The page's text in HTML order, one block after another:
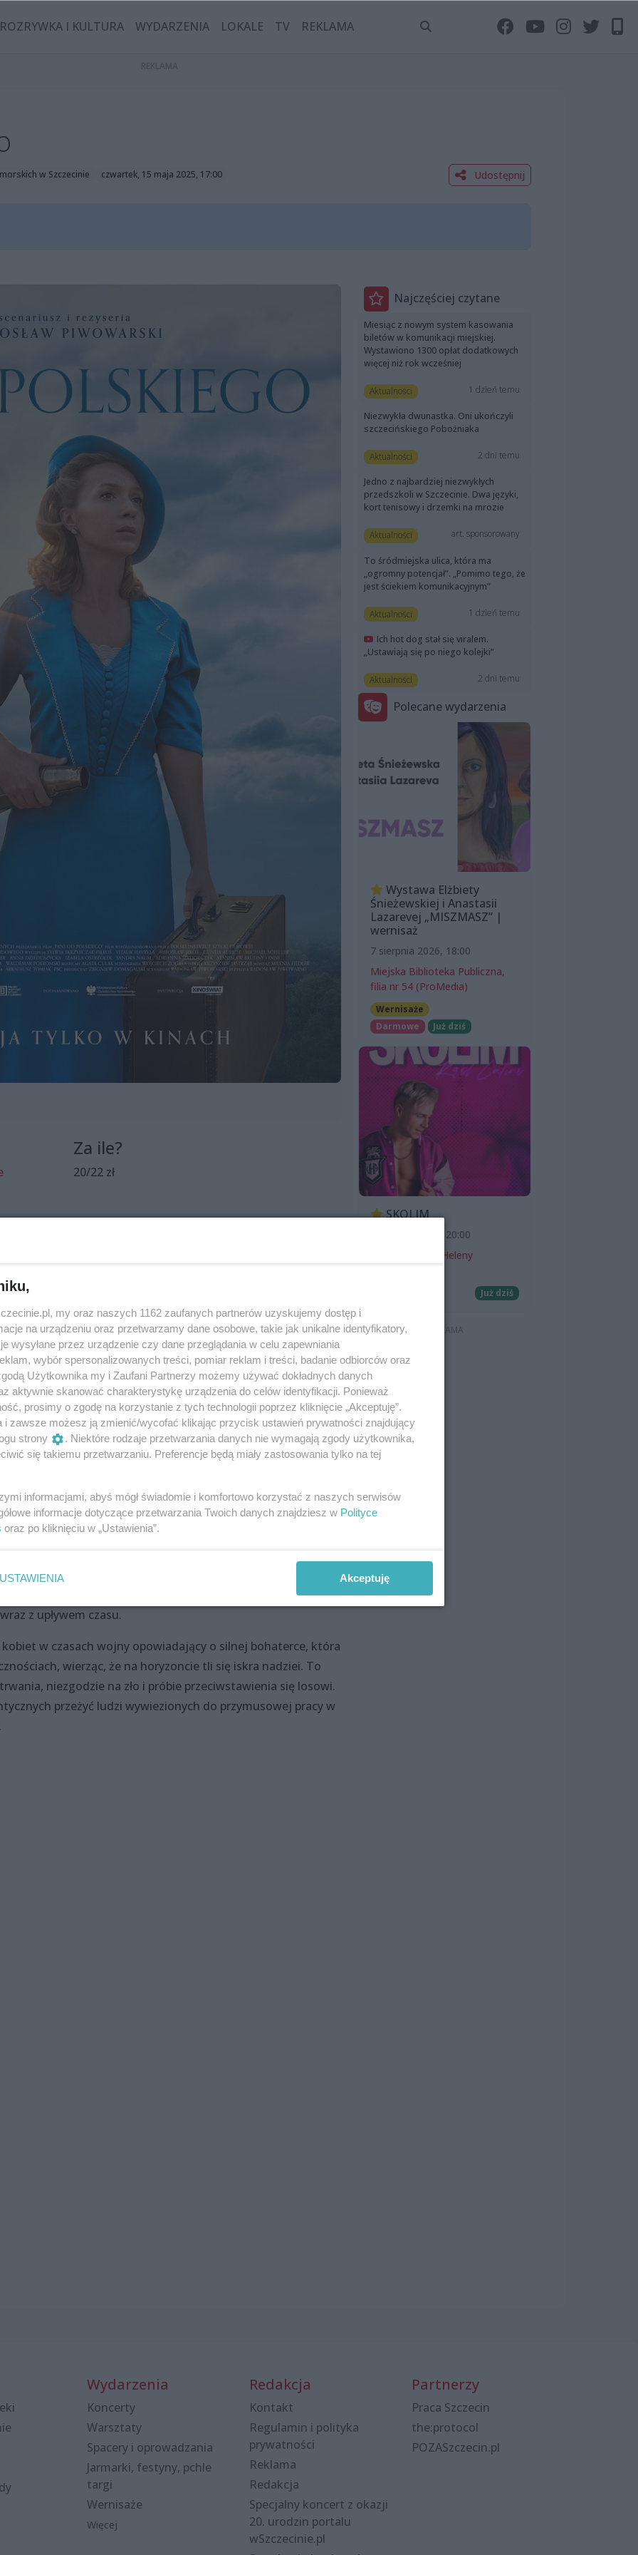
ROZRYWKA I KULTURA WYDARZENIA LOKALE TV REKLAMA
w Szczecinie czwartek, 15 maja 2025, 17:00 Udostępnij
Za ile?
20/22 zł
Eliza rozpoczyna pracę jako nauczycielka
Stacha – unikającego obowiązków, za to
staje się obiektem jej fascynacji i
Havryla, Mirosław Jękot
na tereny III Rzeszy. Po jego wyjeździe, Eliza rodzi
na rękach rusza śladami ukochanego. Odnajduje go we
warunków i ciągłych upokorzeń. Eliza cały czas
co najtrudniejsze – o miłość Stacha, który początkowo
Teraz w ogniu wojennej próby oboje poznają się naprawdę, a
z upływem czasu.
w czasach wojny opowiadający o silnej bohaterce, która
wierząc, że na horyzoncie tli się iskra nadziei. To
niezgodzie na zło i próbie przeciwstawienia się losowi.
przeżyć ludzi wywiezionych do przymusowej pracy w
Najczęściej czytane
Miesiąc z nowym system kasowania
biletów w komunikacji miejskiej.
Wystawiono 1300 opłat dodatkowych
więcej niż rok wcześniej
Aktualności 1 dzień temu
Niezwykła dwunastka. Oni ukończyli
szczecińskiego Pobożniaka
Aktualności 2 dni temu
Jedno z najbardziej niezwykłych
przedszkoli w Szczecinie. Dwa języki,
kort tenisowy i drzemki na mrozie
Aktualności art. sponsorowany
To śródmiejska ulica, która ma
„ogromny potencjał”. „Pomimo tego, że
jest ściekiem komunikacyjnym”
Aktualności 1 dzień temu
Ich hot dog stał się viralem.
„Ustawiają się po niego kolejki”
Aktualności 2 dni temu
Polecane wydarzenia
Wystawa Elżbiety
Śnieżewskiej i Anastasii
Lazarevej „MISZMASZ” |
wernisaż
7 sierpnia 2026, 18:00
Miejska Biblioteka Publiczna,
filia nr 54 (ProMedia)
Wernisaże
Darmowe
Już dziś
SKOLIM
7 sierpnia 2026, 20:00
Teatr Letni im. Heleny
Już dziś
Wydarzenia
Koncerty
Warsztaty
Spacery i oprowadzania
Jarmarki, festyny, pchle
targi
Wernisaże
Więcej
Redakcja
Kontakt
Regulamin i polityka
prywatności
Reklama
Redakcja
Specjalny koncert z okazji
20. urodzin portalu
wSzczecinie.pl
Partnerzy
Praca Szczecin
the:protocol
POZASzczecin.pl
my oraz naszych 1162 zaufanych partnerów uzyskujemy dostęp i
na urządzeniu oraz przetwarzamy dane osobowe, takie jak unikalne identyfikatory,
wysyłane przez urządzenie czy dane przeglądania w celu zapewniania
wybór spersonalizowanych treści, pomiar reklam i treści, badanie odbiorców oraz
Użytkownika my i Zaufani Partnerzy możemy używać dokładnych danych
aktywnie skanować charakterystykę urządzenia do celów identyfikacji. Ponieważ
prosimy o zgodę na korzystanie z tych technologii poprzez kliknięcie „Akceptuję”.
i zawsze możesz ją zmienić/wycofać klikając przycisk ustawień prywatności znajdujący
strony
. Niektóre rodzaje przetwarzania danych nie wymagają zgody użytkownika,
się takiemu przetwarzaniu. Preferencje będą miały zastosowania tylko na tej
informacjami, abyś mógł świadomie i komfortowo korzystać z naszych serwisów
informacje dotyczące przetwarzania Twoich danych znajdziesz w Polityce
oraz po kliknięciu w „Ustawienia”.
USTAWIENIA Akceptuję